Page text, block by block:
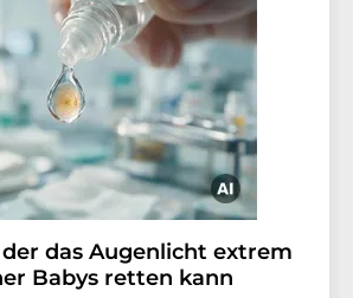
das Augenlicht extrem
Babys retten kann